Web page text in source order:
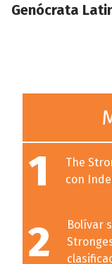
Genócrata
1
The
con
2
Bolívar